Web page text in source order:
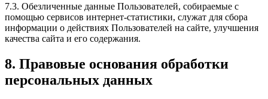
7.3. Обезличенные данные Пользователей, собираемые с
помощью сервисов интернет-статистики, служат для сбора
информации о действиях Пользователей на сайте, улучшения
качества сайта и его содержания.
8. Правовые основания обработки
персональных данных